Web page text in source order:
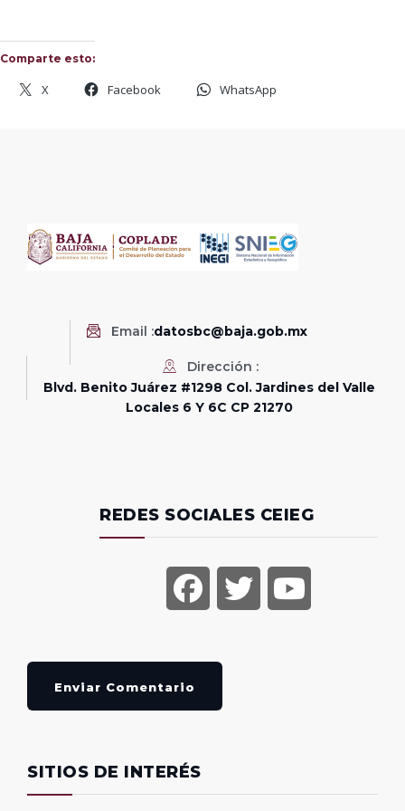
Comparte esto:
X Facebook WhatsApp
Email :datosbc@baja.gob.mx
Dirección :
Blvd. Benito Juárez #1298 Col. Jardines del Valle
Locales 6 Y 6C CP 21270
REDES SOCIALES CEIEG
Enviar Comentario
SITIOS DE INTERÉS